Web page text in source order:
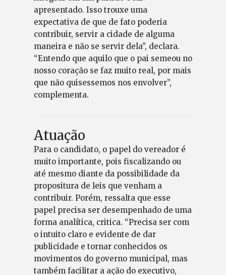
apresentado. Isso trouxe uma
expectativa de que de fato poderia
contribuir, servir a cidade de alguma
maneira e não se servir dela”, declara.
“Entendo que aquilo que o pai semeou no
nosso coração se faz muito real, por mais
que não quisessemos nos envolver”,
complementa.
Atuação
Para o candidato, o papel do vereador é
muito importante, pois fiscalizando ou
até mesmo diante da possibilidade da
propositura de leis que venham a
contribuir. Porém, ressalta que esse
papel precisa ser desempenhado de uma
forma analítica, critica. “Precisa ser com
o intuito claro e evidente de dar
publicidade e tornar conhecidos os
movimentos do governo municipal, mas
também facilitar a ação do executivo,